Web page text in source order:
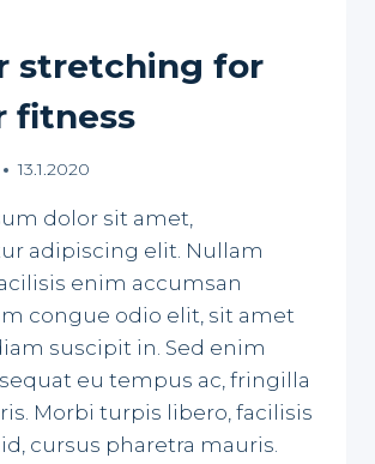
stretching for
fitness
13.1.2020
dolor sit amet,
adipiscing elit. Nullam
enim accumsan
congue odio elit, sit amet
suscipit in. Sed enim
eu tempus ac, fringilla
Morbi turpis libero, facilisis
cursus pharetra mauris.